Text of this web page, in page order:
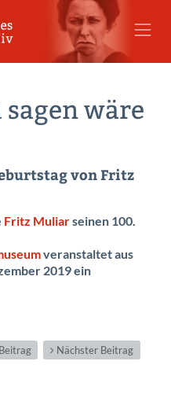
sagen wäre
von Fritz
Fritz Muliarseinen 100.
veranstaltet aus
2019 ein
Nächster Beitrag